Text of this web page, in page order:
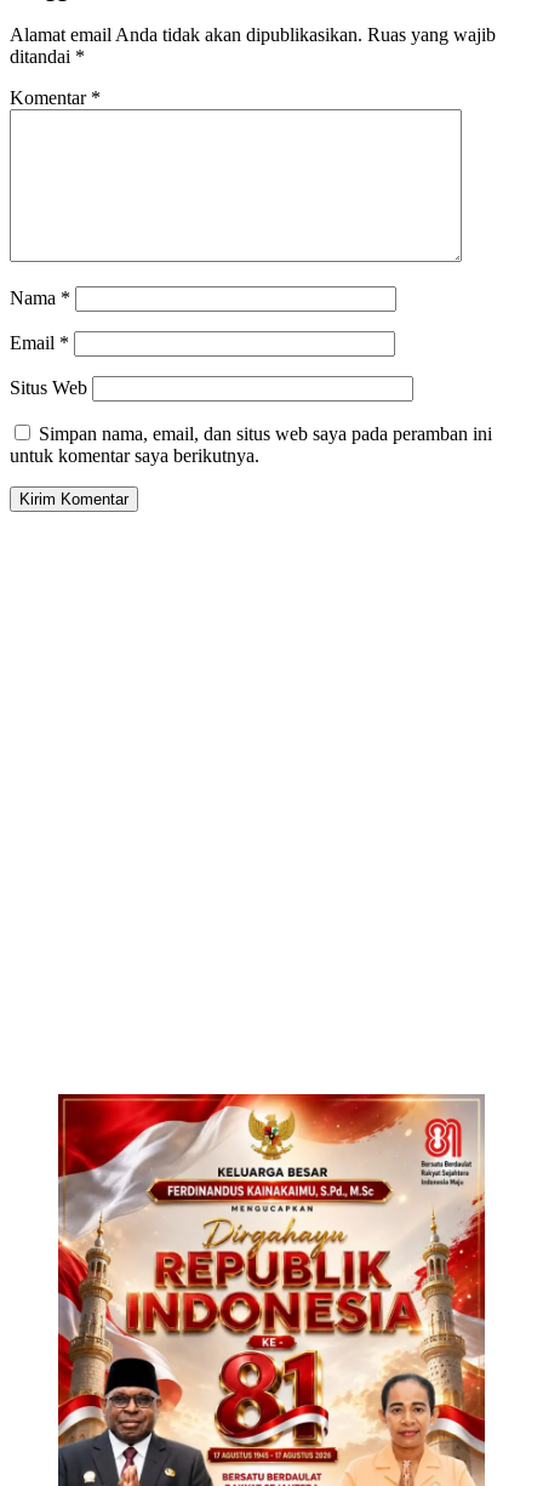
Alamat email Anda tidak akan dipublikasikan. Ruas yang wajib
ditandai *
Komentar *
Nama *
Email *
Situs Web
Simpan nama, email, dan situs web saya pada peramban ini
untuk komentar saya berikutnya.